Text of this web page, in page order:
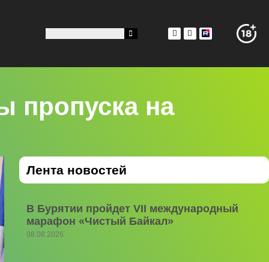
пропуска на
Лента новостей
В Бурятии пройдет VII международный
марафон «Чистый Байкал»
08.08.2026